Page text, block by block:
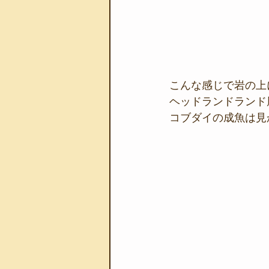
こんな感じで岩の
ヘッドランドランド
コブダイの成魚は